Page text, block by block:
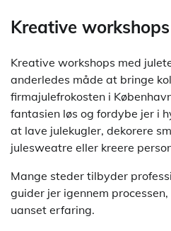
Kreative
Kreative workshops med
anderledes måde at bringe
firmajulefrokosten i
fantasien løs og fordybe jer i
at lave julekugler, dekorere
julesweatre eller kreere
Mange steder tilbyder
guider jer igennem
uanset erfaring.